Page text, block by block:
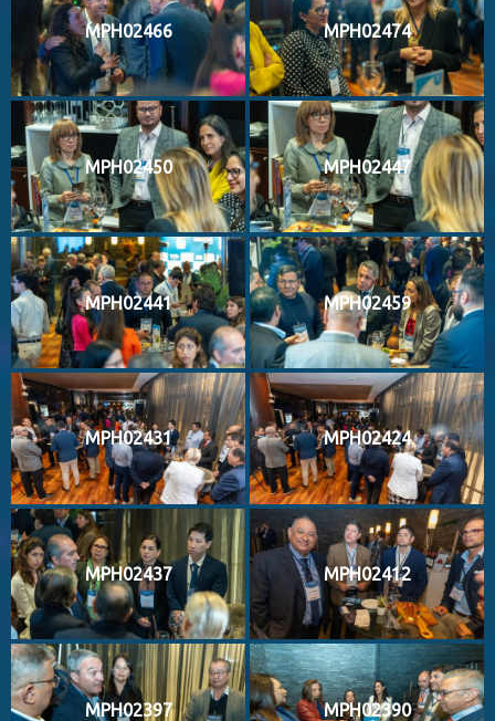
MPH02466 MPH02474
MPH02450 MPH02447
MPH02441 MPH02459
MPH02431 MPH02424
MPH02437 MPH02412
MPH02397 MPH02390